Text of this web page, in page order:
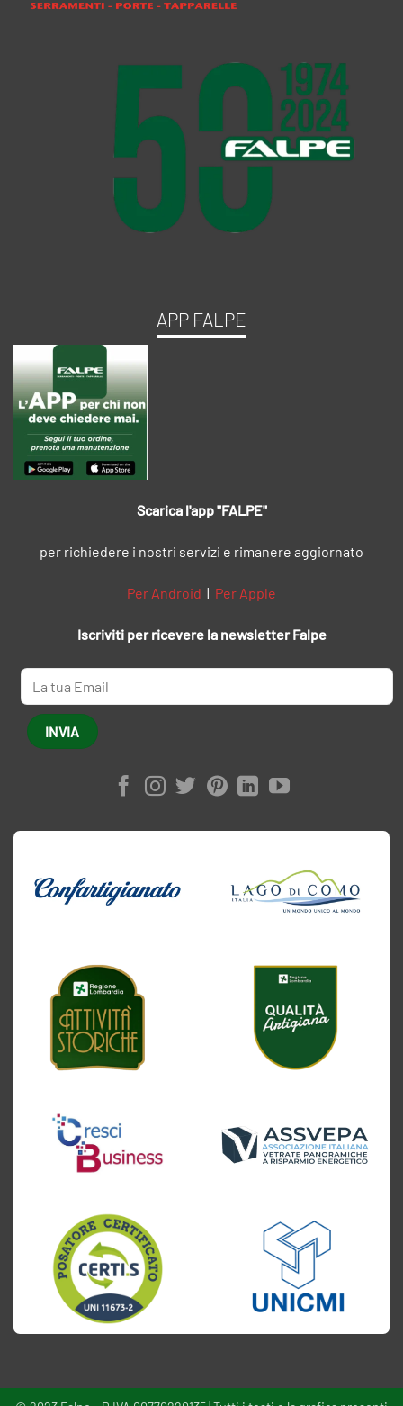
APP FALPE
Scarica l'app "FALPE"
per richiedere i nostri servizi e rimanere aggiornato
Per Android | Per Apple
Iscriviti per ricevere la newsletter Falpe